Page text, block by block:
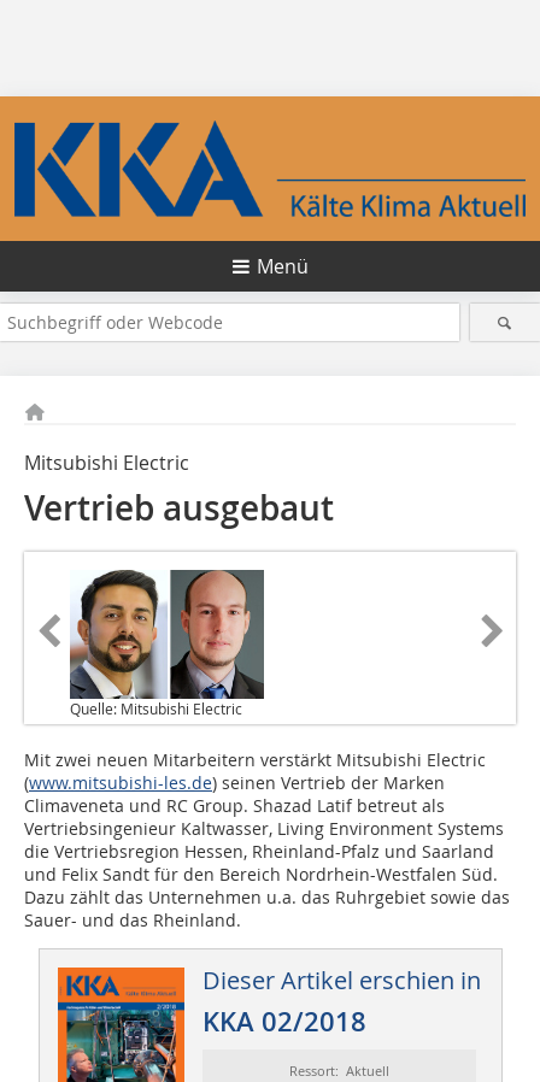
Menü
Mitsubishi Electric
Vertrieb ausgebaut
Quelle: Mitsubishi Electric
Mit zwei neuen Mitarbeitern verstärkt Mitsubishi Electric
(www.mitsubishi-les.de) seinen Vertrieb der Marken
Climaveneta und RC Group. Shazad Latif betreut als
Vertriebsingenieur Kaltwasser, Living Environment Systems
die Vertriebsregion Hessen, Rheinland-Pfalz und Saarland
und Felix Sandt für den Bereich Nordrhein-Westfalen Süd.
Dazu zählt das Unternehmen u.a. das Ruhrgebiet sowie das
Sauer- und das Rheinland.
Dieser Artikel erschien in
KKA 02/2018
Ressort: Aktuell